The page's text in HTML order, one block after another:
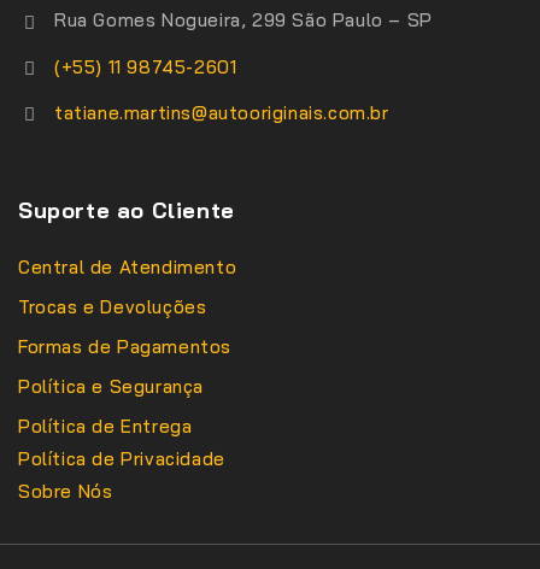
Rua Gomes Nogueira, 299 São Paulo – SP
(+55) 11 98745-2601
tatiane.martins@autooriginais.com.br
Suporte ao Cliente
Central de Atendimento
Trocas e Devoluções
Formas de Pagamentos
Política e Segurança
Política de Entrega
Política de Privacidade
Sobre Nós